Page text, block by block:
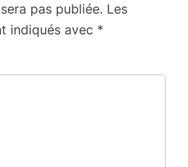
pas publiée. Les
indiqués avec *